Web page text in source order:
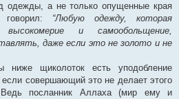
одежды, а не только опущенные края
“Любую одежду, которая
и самообольщение,
даже если это не золото и не
ниже щиколоток есть уподобление
совершающий это не делает этого
Ведь посланник Аллаха (мир ему и